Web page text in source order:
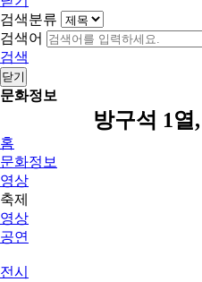
검색분류
검색어
검색
닫기
문화정보
방구석 1열
홈
문화정보
영상
축제
영상
공연
전시